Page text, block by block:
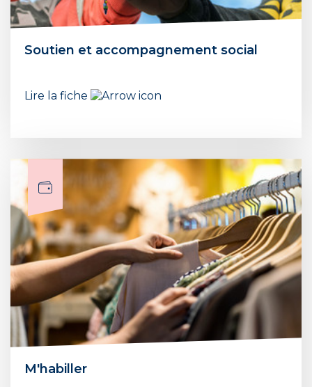
Soutien et accompagnement social
Lire la fiche
M'habiller